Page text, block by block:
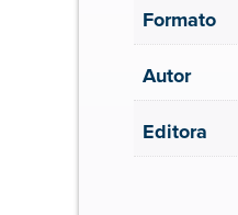
Formato
Autor
Editora